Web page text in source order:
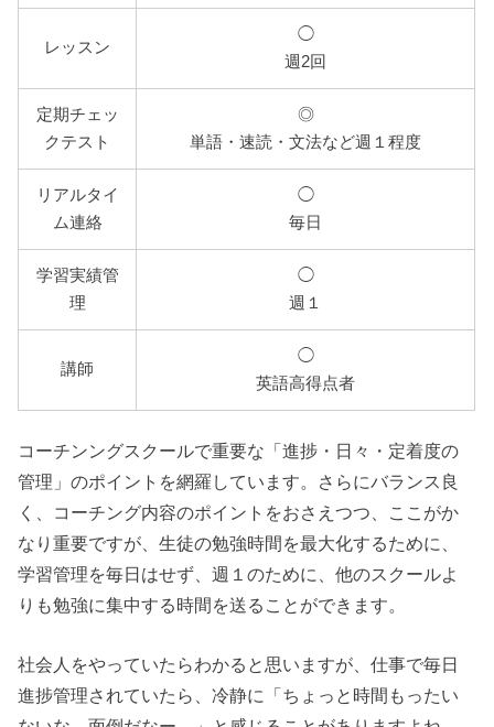
レッスン
◯
週2回
定期チェッ
クテスト
◎
単語・速読・文法など週１程度
リアルタイ
ム連絡
◯
毎日
学習実績管
理
◯
週１
講師
◯
英語高得点者
コーチンングスクールで重要な「進捗・日々・定着度の
管理」のポイントを網羅しています。さらにバランス良
く、コーチング内容のポイントをおさえつつ、ここがか
なり重要ですが、生徒の勉強時間を最大化するために、
学習管理を毎日はせず、週１のために、他のスクールよ
りも勉強に集中する時間を送ることができます。
社会人をやっていたらわかると思いますが、仕事で毎日
進捗管理されていたら、冷静に「ちょっと時間もったい